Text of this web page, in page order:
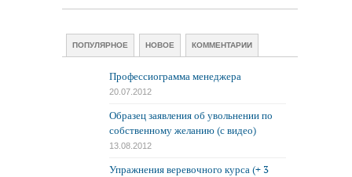
ПОПУЛЯРНОЕ НОВОЕ КОММЕНТАРИИ
Профессиограмма менеджера
20.07.2012
Образец заявления об увольнении по
собственному желанию (с видео)
13.08.2012
Упражнения веревочного курса (+ 3